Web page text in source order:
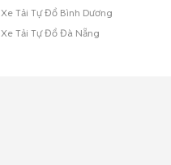
Xe Tải Tự Đổ Bình Dương
Xe Tải Tự Đổ Đà Nẵng